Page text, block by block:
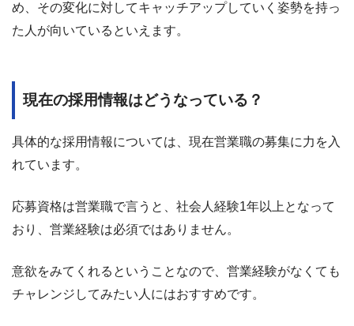
め、その変化に対してキャッチアップしていく姿勢を持っ
た人が向いているといえます。
現在の採用情報はどうなっている？
具体的な採用情報については、現在営業職の募集に力を入
れています。
応募資格は営業職で言うと、社会人経験1年以上となって
おり、営業経験は必須ではありません。
意欲をみてくれるということなので、営業経験がなくても
チャレンジしてみたい人にはおすすめです。